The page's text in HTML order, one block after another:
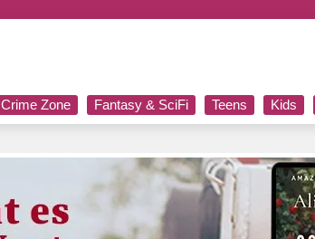
Crime Zone Fantasy & SciFi Teens Kids